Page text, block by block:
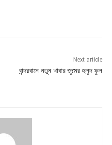
Next article
বান্দরবানে নতুন খাবার জুমের হলুদ ফুল